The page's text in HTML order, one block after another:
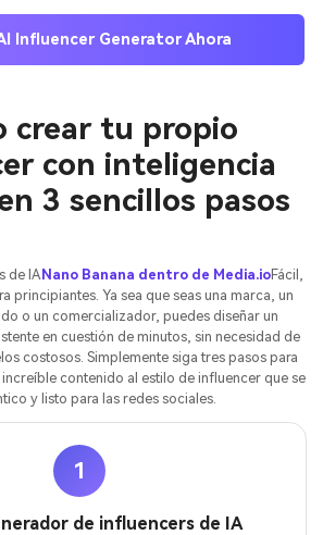
Influencer Generator Ahora
crear tu propio
con inteligencia
3 sencillos pasos
de IANano Banana dentro de Media.ioFácil,
principiantes. Ya sea que seas una marca, un
o un comercializador, puedes diseñar un
en cuestión de minutos, sin necesidad de
costosos. Simplemente siga tres pasos para
contenido al estilo de influencer que se
y listo para las redes sociales.
1
de influencers de IA